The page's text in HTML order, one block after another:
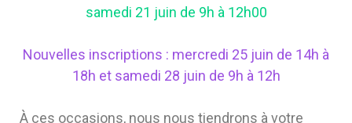
samedi 21 juin de 9h à 12h00
Nouvelles inscriptions : mercredi 25 juin de 14h à
18h et samedi 28 juin de 9h à 12h
À ces occasions, nous nous tiendrons à votre